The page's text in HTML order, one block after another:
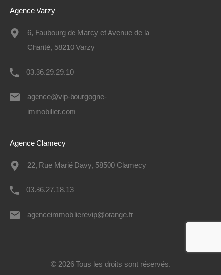
Agence Varzy
6, Faubourg de Marcy et Avenue de la
Charité, 58210 Varzy
03.86.29.29.10
agence@vip-bourgogne-
immobilier.com
Agence Clamecy
22, Rue Marié Davy, 58500 Clamecy
03.86.27.18.13
agenceimmobilierevip@orange.fr
© 2026 Tous les droits sont réservés.